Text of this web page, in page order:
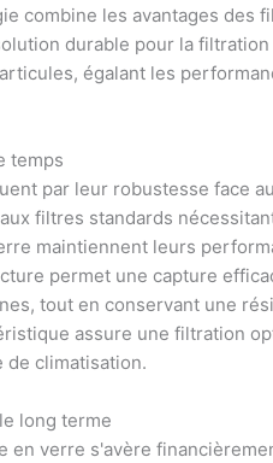
combine les avantages des
durable pour la
égalant les
temps
par leur robustesse face
filtres standards
maintiennent leurs
permet une capture
tout en conservant une
assure une filtration
de climatisation.
long terme
en verre s'avère